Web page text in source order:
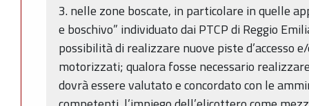
3. nelle zone boscate, in particolare in quelle
e boschivo” individuato dai PTCP di Reggio
possibilità di realizzare nuove piste d’accesso
motorizzati; qualora fosse necessario
dovrà essere valutato e concordato con le